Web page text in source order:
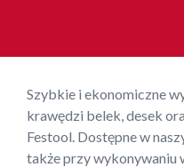
Szybkie i ekonomiczne
krawędzi belek, desek
Festool. Dostępne w
także przy wykonywaniu